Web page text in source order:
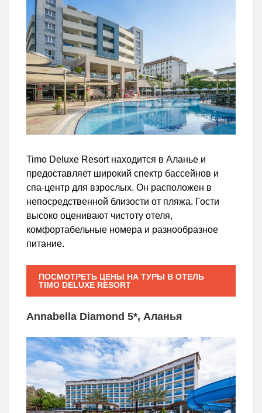
Timo Deluxe Resort находится в Аланье и
предоставляет широкий спектр бассейнов и
спа-центр для взрослых. Он расположен в
непосредственной близости от пляжа. Гости
высоко оценивают чистоту отеля,
комфортабельные номера и разнообразное
питание.
ПОСМОТРЕТЬ ЦЕНЫ НА ТУРЫ В ОТЕЛЬ
TIMO DELUXE RESORT
Annabella Diamond 5*, Аланья